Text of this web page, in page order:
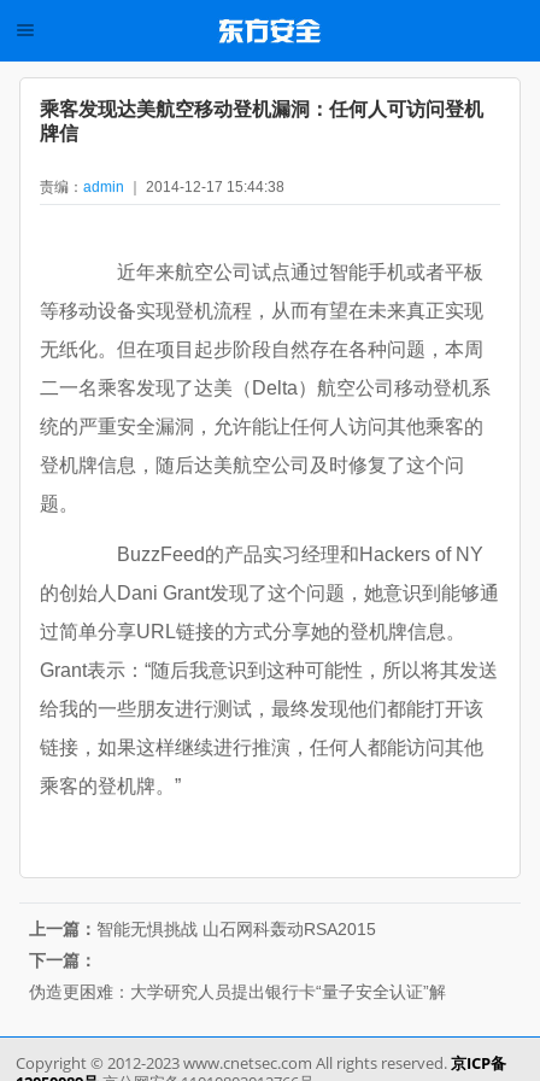
乘客发现达美航空移动登机漏洞：任何人可访问登机
牌信
责编： admin ｜ 2014-12-17 15:44:38
近年来航空公司试点通过智能手机或者平板
等移动设备实现登机流程，从而有望在未来真正实现
无纸化。但在项目起步阶段自然存在各种问题，本周
二一名乘客发现了达美（Delta）航空公司移动登机系
统的严重安全漏洞，允许能让任何人访问其他乘客的
登机牌信息，随后达美航空公司及时修复了这个问
题。
BuzzFeed的产品实习经理和Hackers of NY
的创始人Dani Grant发现了这个问题，她意识到能够通
过简单分享URL链接的方式分享她的登机牌信息。
Grant表示：“随后我意识到这种可能性，所以将其发送
给我的一些朋友进行测试，最终发现他们都能打开该
链接，如果这样继续进行推演，任何人都能访问其他
乘客的登机牌。”
上一篇： 智能无惧挑战 山石网科轰动RSA2015
下一篇：
伪造更困难：大学研究人员提出银行卡“量子安全认证”解
Copyright © 2012-2023 www.cnetsec.com All rights reserved.京ICP备